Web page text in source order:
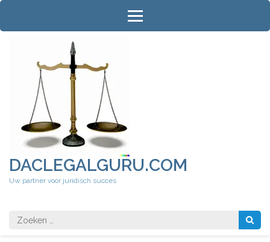
Ga
inhoud
DACLEGALGURU.COM
Uw partner voor juridisch succes
Zoeken
naar: